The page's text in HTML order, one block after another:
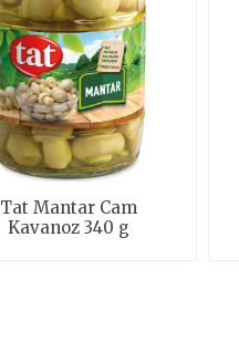
Tat Mantar Cam
Kavanoz 340 g